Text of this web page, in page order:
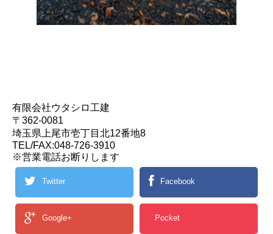
有限会社ウタシロ工建
〒362-0081
埼玉県上尾市壱丁目北12番地8
TEL/FAX:048-726-3910
※営業電話お断りします
Twitter Facebook
Google+ Pocket